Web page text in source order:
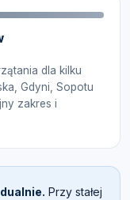
dla kilku
Gdyni, Sopotu
zakres i
Przy stałej